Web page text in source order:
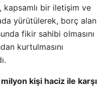
bir iletişim ve
yürütülerek, borç alan
fikir sahibi olmasını
kurtulmasını
kişi haciz ile karşı